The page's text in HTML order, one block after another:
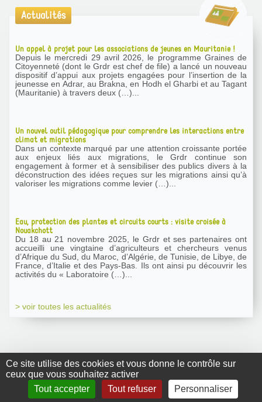
Ce site utilise des cookies et vous donne le contrôle sur
ceux que vous souhaitez activer
Tout accepter
Tout refuser Personnaliser
Actualités
Un appel à projet pour les associations de jeunes en Mauritanie !
Depuis le mercredi 29 avril 2026, le programme Graines de
Citoyenneté (dont le Grdr est chef de file) a lancé un nouveau
dispositif d’appui aux projets engagées pour l’insertion de la
jeunesse en Adrar, au Brakna, en Hodh el Gharbi et au Tagant
(Mauritanie) à travers deux (…)...
Un nouvel outil pédagogique pour comprendre les interactions entre
climat et migrations
Dans un contexte marqué par une attention croissante portée
aux enjeux liés aux migrations, le Grdr continue son
engagement à former et à sensibiliser des publics divers à la
déconstruction des idées reçues sur les migrations ainsi qu’à
valoriser les migrations comme levier (…)...
Eau, protection des plantes et circuits courts : visite croisée à
Nouakchott
Du 18 au 21 novembre 2025, le Grdr et ses partenaires ont
accueilli une vingtaine d’agriculteurs et chercheurs venus
d’Afrique du Sud, du Maroc, d’Algérie, de Tunisie, de Libye, de
France, d’Italie et des Pays-Bas. Ils ont ainsi pu découvrir les
activités du « Laboratoire (…)...
> voir toutes les actualités
GRDR Copyright
2010 |RSS|Plan du site|Mentions légales|Contact